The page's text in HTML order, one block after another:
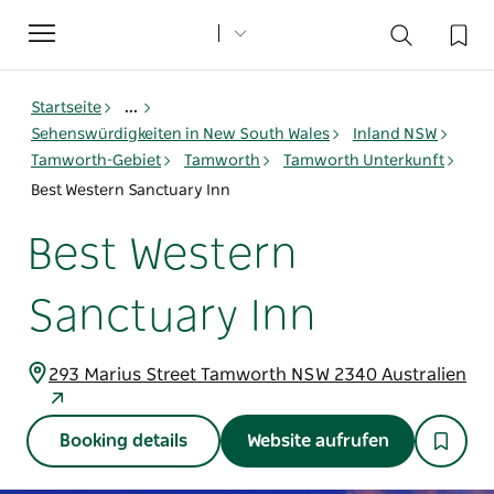
Toggle
navigation
Startseite
...
Sehenswürdigkeiten in New South Wales
Inland NSW
Tamworth-Gebiet
Tamworth
Tamworth Unterkunft
Best Western Sanctuary Inn
Best Western
Sanctuary Inn
293 Marius Street Tamworth NSW 2340 Australien
Booking details Website aufrufen